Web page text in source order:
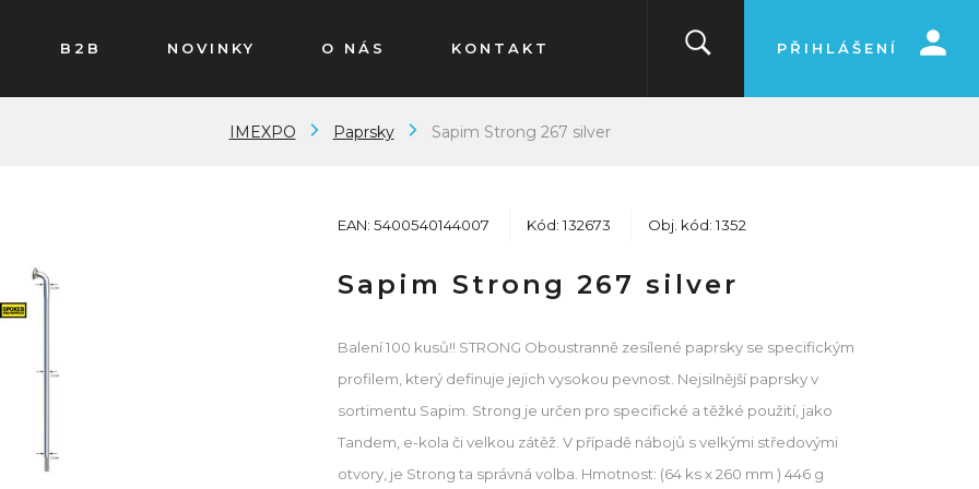
B2B NOVINKY O NÁS KONTAKT PŘIHLÁŠENÍ
IMEXPO Paprsky Sapim Strong 267 silver
EAN: 5400540144007 Kód: 132673 Obj. kód: 1352
Sapim Strong 267 silver
Balení 100 kusů!! STRONG Oboustranně zesílené paprsky se specifickým
profilem, který definuje jejich vysokou pevnost. Nejsilnější paprsky v
sortimentu Sapim. Strong je určen pro specifické a těžké použití, jako
Tandem, e-kola či velkou zátěž. V případě nábojů s velkými středovými
otvory, je Strong ta správná volba. Hmotnost: (64 ks x 260 mm ) 446 g